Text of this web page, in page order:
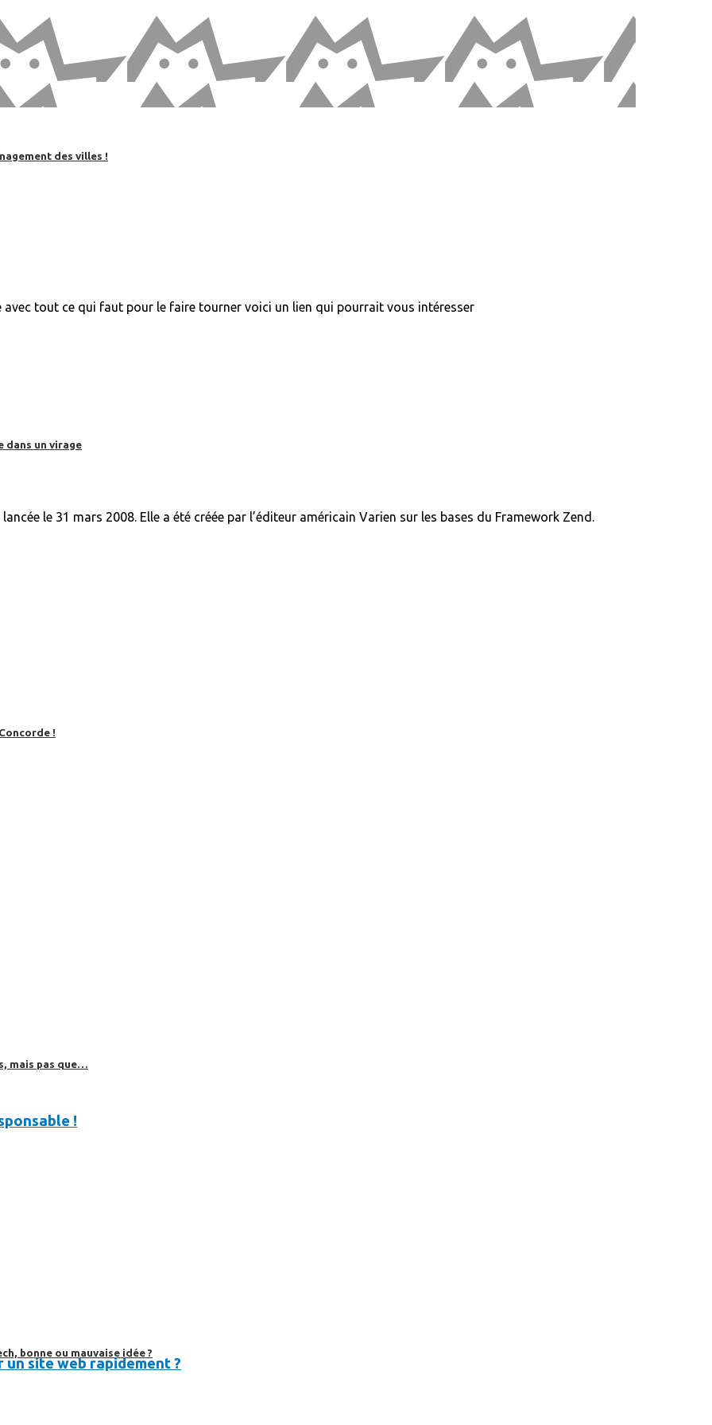
des villes !
dans un virage
!
mais pas que…
bonne ou mauvaise idée ?
avec tout ce qui faut pour le faire tourner voici un lien qui pourrait vous intéresser
le 31 mars 2008. Elle a été créée par l’éditeur américain Varien sur les bases du Framework Zend.
!
site web rapidement ?